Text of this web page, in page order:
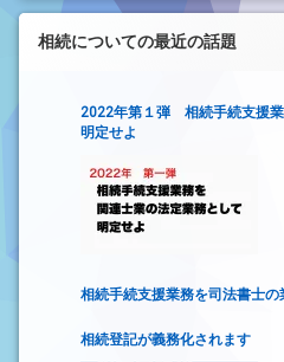
相続についての最近の話題
2022年第１弾 相続手続支援
明定せよ
相続手続支援業務を司法書士の
相続登記が義務化されます